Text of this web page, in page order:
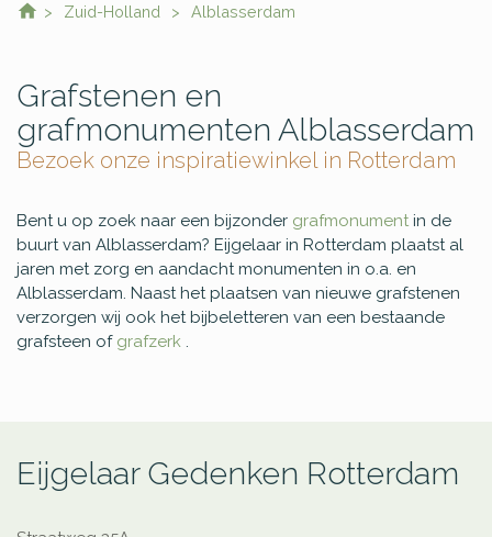
Zuid-Holland Alblasserdam
Grafstenen en
grafmonumenten Alblasserdam
Bezoek onze inspiratiewinkel in Rotterdam
Bent u op zoek naar een bijzonder grafmonument in de
buurt van Alblasserdam? Eijgelaar in Rotterdam plaatst al
jaren met zorg en aandacht monumenten in o.a. en
Alblasserdam. Naast het plaatsen van nieuwe grafstenen
verzorgen wij ook het bijbeletteren van een bestaande
grafsteen of grafzerk .
Eijgelaar Gedenken Rotterdam